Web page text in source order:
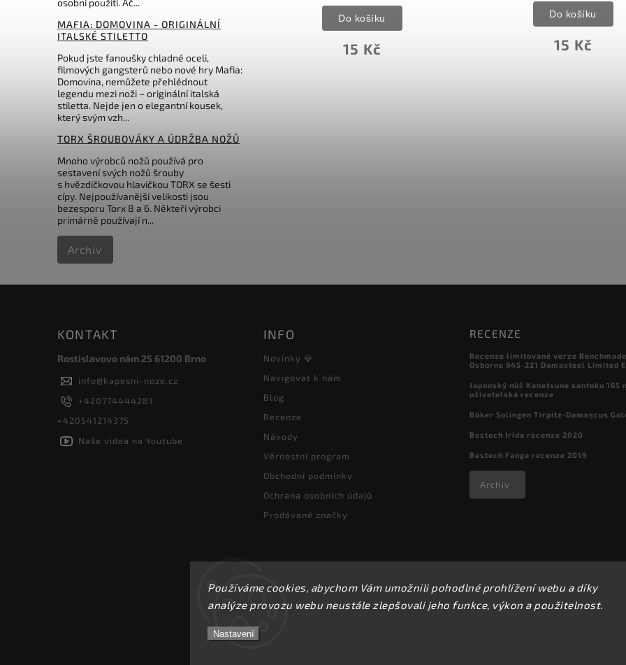
Používáme cookies, abychom Vám umožnili pohodlné prohlížení webu a díky
analýze provozu webu neustále zlepšovali jeho funkce, výkon a použitelnost.
Nastavení
osobní použití. Ač...
MAFIA: DOMOVINA - ORIGINÁLNÍ
ITALSKÉ STILETTO
Pokud jste fanoušky chladné oceli,
filmových gangsterů nebo nové hry Mafia:
Domovina, nemůžete přehlédnout
legendu mezi noži – originální italská
stiletta. Nejde jen o elegantní kousek,
který svým vzh...
TORX ŠROUBOVÁKY A ÚDRŽBA NOŽŮ
Mnoho výrobců nožů používá pro
sestavení svých nožů šrouby
s hvězdičkovou hlavičkou TORX se šesti
cípy. Nejpoužívanější velikosti jsou
bezesporu Torx 8 a 6. Někteří výrobci
primárně používají n...
Archiv
159 Kč 15 Kč
Do košíku
15 Kč
Do košíku
KONTAKT
Rostislavovo nám.25 61200 Brno
info@kapesni-noze.cz
+420774444281
+420541214375
Naše videa na Youtube
INFO
Novinky 💎
Navigovat k nám
Blog
Recenze
Návody
Věrnostní program
Obchodní podmínky
Ochrana osobních údajů
Prodávané značky
RECENZE
Recenze limitované verze
Osborne 945-221 Damasteel Limited
Japonský nůž Kanetsune santoku 165
uživatelská recenze
Böker Solingen Tirpitz-Damascus
Bestech Irida recenze 2020
Bestech Fanga recenze 2019
Archiv
Copyright 2026kapesni-noze.cz . Všechna práva vyhrazena.
Upravit nastavení cookies